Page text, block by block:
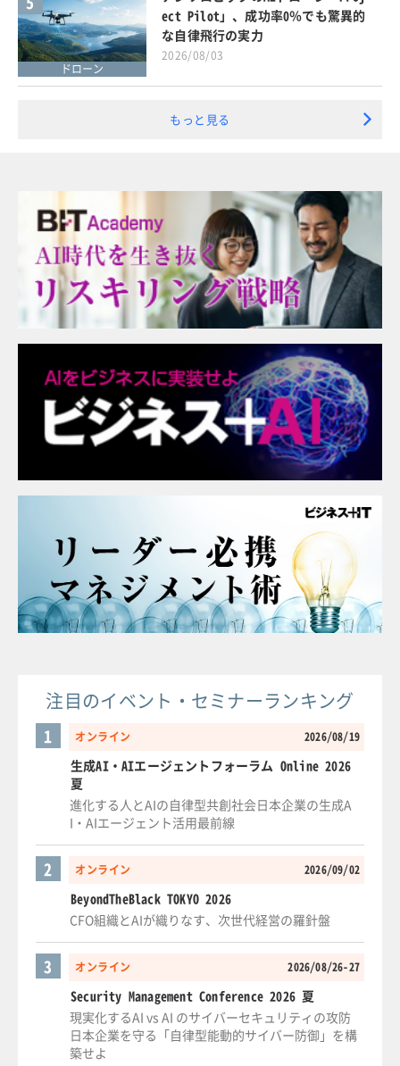
ドローン
ect Pilot」、成功率0％でも驚異的
な自律飛行の実力
2026/08/03
もっと見る
注目のイベント・セミナーランキング
オンライン 2026/08/19
1
生成AI・AIエージェントフォーラム Online 2026
夏
進化する人とAIの自律型共創社会日本企業の生成A
I・AIエージェント活用最前線
オンライン 2026/09/02
2
BeyondTheBlack TOKYO 2026
CFO組織とAIが織りなす、次世代経営の羅針盤
オンライン 2026/08/26-27
3
Security Management Conference 2026 夏
現実化するAI vs AI のサイバーセキュリティの攻防
日本企業を守る「自律型能動的サイバー防御」を構
築せよ